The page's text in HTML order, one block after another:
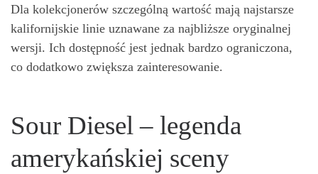
Dla kolekcjonerów szczególną wartość mają najstarsze
kalifornijskie linie uznawane za najbliższe oryginalnej
wersji. Ich dostępność jest jednak bardzo ograniczona,
co dodatkowo zwiększa zainteresowanie.
Sour Diesel – legenda
amerykańskiej sceny